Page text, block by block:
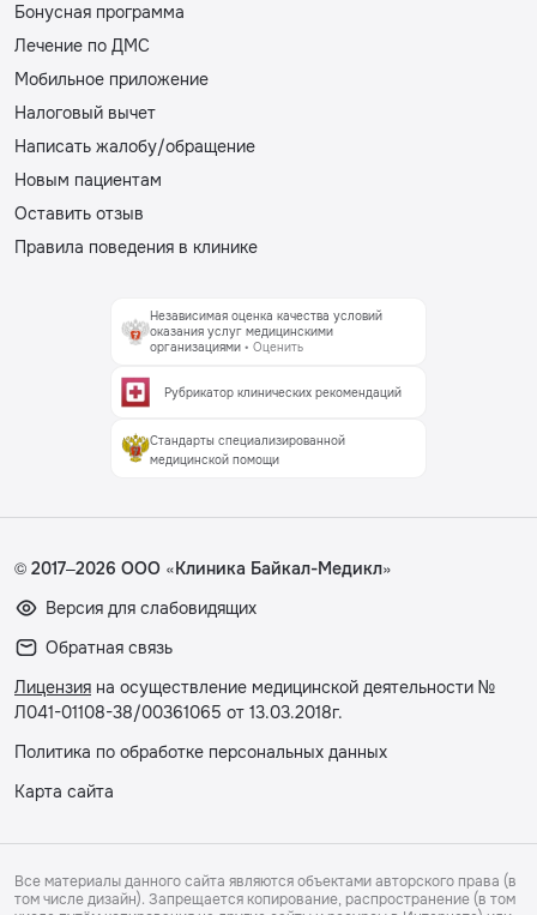
Бонусная программа
Лечение по ДМС
Мобильное приложение
Налоговый вычет
Написать жалобу/обращение
Новым пациентам
Оставить отзыв
Правила поведения в клинике
Независимая оценка качества условий
оказания услуг медицинскими
организациями • Оценить
Рубрикатор клинических рекомендаций
Стандарты специализированной
медицинской помощи
© 2017–2026 ООО «Клиника Байкал-Медикл»
Версия для слабовидящих
Обратная связь
Лицензия на осуществление медицинской деятельности №
Л041-01108-38/00361065 от 13.03.2018г.
Политика по обработке персональных данных
Карта сайта
Все материалы данного сайта являются объектами авторского права (в
том числе дизайн). Запрещается копирование, распространение (в том